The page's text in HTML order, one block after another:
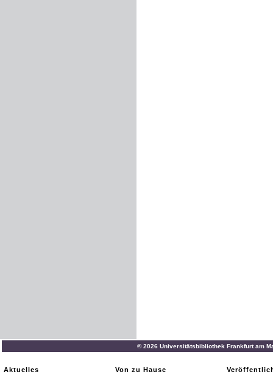
© 2026 Universitätsbibliothek Frankfurt am
Aktuelles
Von zu Hause